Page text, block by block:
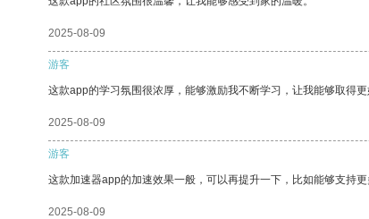
2025-08-09
游客
这款app的学习氛围很浓厚，能够激励我不断学习，让我能够取得更
2025-08-09
游客
这款加速器app的加速效果一般，可以再提升一下，比如能够支持更
2025-08-09